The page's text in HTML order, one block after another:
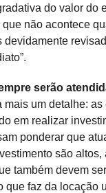
do valor do
não acontece
devidamente
serão
mais um detalhe:
em realizar
ponderar que
são altos,
também devem
que faz da locação